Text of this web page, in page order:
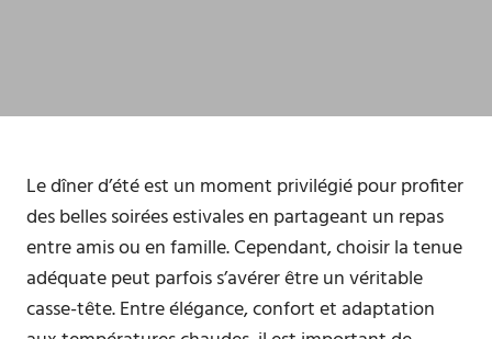
Le dîner d’été est un moment privilégié pour profiter
des belles soirées estivales en partageant un repas
entre amis ou en famille. Cependant, choisir la tenue
adéquate peut parfois s’avérer être un véritable
casse-tête. Entre élégance, confort et adaptation